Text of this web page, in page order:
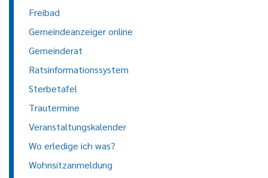
Freibad
Gemeindeanzeiger online
Gemeinderat
Ratsinformationssystem
Sterbetafel
Trautermine
Veranstaltungskalender
Wo erledige ich was?
Wohnsitzanmeldung